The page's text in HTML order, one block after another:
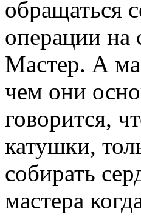
обращаться
операции на
Мастер. А
чем они
говорится,
катушки,
собирать
мастера